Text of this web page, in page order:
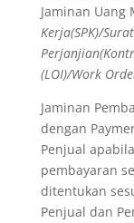
Jaminan Uang
Kerja(SPK)/
(LOI)/Work
Jaminan
dengan
Penjual
pembayaran
ditentukan
Penjual dan